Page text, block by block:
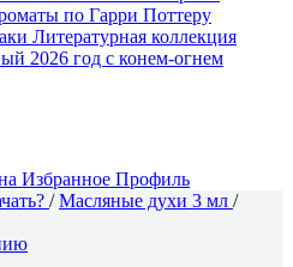
по Гарри Поттеру
Литературная коллекция
2026 год с конем-огнем
Избранное Профиль
/Масляные духи 3 мл /